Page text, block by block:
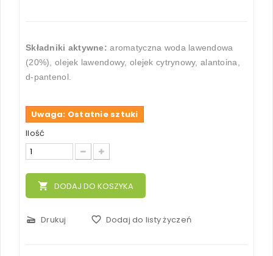
Składniki aktywne: aromatyczna woda lawendowa
(20%), olejek lawendowy, olejek cytrynowy, alantoina,
d-pantenol.
Uwaga: Ostatnie sztuki
Ilość
local_grocery_store DODAJ DO KOSZYKA
scanner Drukuj favorite_border Dodaj do listy życzeń